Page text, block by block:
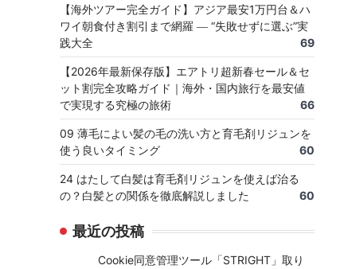
【海外ツアー完全ガイド】アジア最安1万円台＆ハ
ワイ朝食付き割引まで網羅 ― “失敗せずに選ぶ”実
践大全
69
【2026年最新保存版】エアトリ超新春セール＆セ
ット割完全攻略ガイド｜海外・国内旅行を最安値
で実現する究極の旅術
66
09 薄毛によい髪の毛の洗い方と育毛剤リジュンを
使う良いタイミング
60
24 はたして白髪は育毛剤リジュンを使えば治る
の？白髪との関係を徹底解説しました
60
最近の投稿
Cookie同意管理ツール「STRIGHT」取り